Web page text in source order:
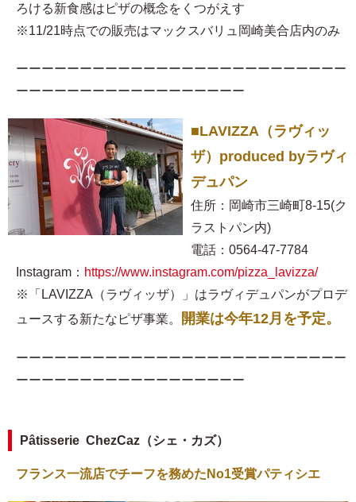
ろける新食感はピザの概念をくつがえす
※11/21時点での販売はマックスバリュ岡崎美合店内のみ
ーーーーーーーーーーーーーーーーーーーーーーーーーー
ーーーーーーーーーーーーーーーーーー
■LAVIZZA（ラヴィッ
ザ）produced byラヴィ
デュパン
住所：岡崎市三崎町8-15(ク
ラストパン内)
電話：0564-47-7784
Instagram： https://www.instagram.com/pizza_lavizza/
※「LAVIZZA（ラヴィッザ）」はラヴィデュパンがプロデ
ュースする新たなピザ事業。
開業は今年12月を予定。
ーーーーーーーーーーーーーーーーーーーーーーーーーー
ーーーーーーーーーーーーーーーーーー
Pâtisserie ChezCaz（シェ・カズ）
フランス一流店でチーフを務めたNo1受賞パティシエ